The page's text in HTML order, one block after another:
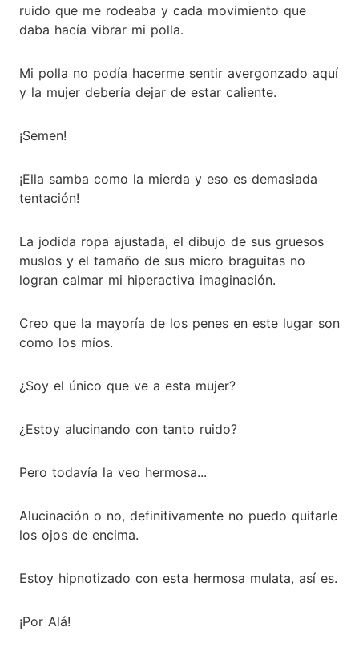
ruido que me rodeaba y cada movimiento que
daba hacía vibrar mi polla.
Mi polla no podía hacerme sentir avergonzado aquí
y la mujer debería dejar de estar caliente.
¡Semen!
¡Ella samba como la mierda y eso es demasiada
tentación!
La jodida ropa ajustada, el dibujo de sus gruesos
muslos y el tamaño de sus micro braguitas no
logran calmar mi hiperactiva imaginación.
Creo que la mayoría de los penes en este lugar son
como los míos.
¿Soy el único que ve a esta mujer?
¿Estoy alucinando con tanto ruido?
Pero todavía la veo hermosa...
Alucinación o no, definitivamente no puedo quitarle
los ojos de encima.
Estoy hipnotizado con esta hermosa mulata, así es.
¡Por Alá!